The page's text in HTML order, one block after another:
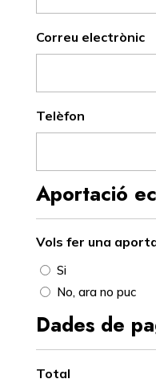
Correu electrònic
Telèfon
Aportació
Vols fer una
Si
No, ara no puc
Dades de
Total